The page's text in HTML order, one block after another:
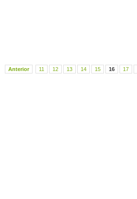
Anterior 11 12 13 14 15 16 17